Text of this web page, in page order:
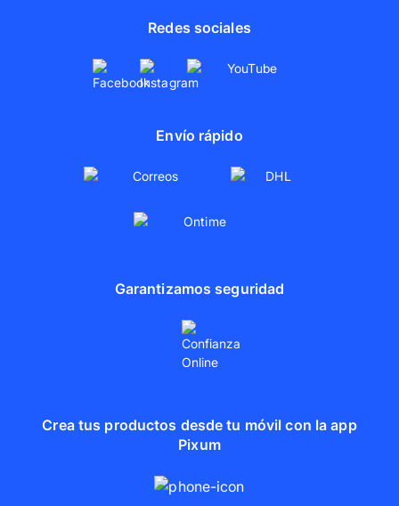
Redes sociales
Envío rápido
Garantizamos seguridad
Crea tus productos desde tu móvil con la app
Pixum